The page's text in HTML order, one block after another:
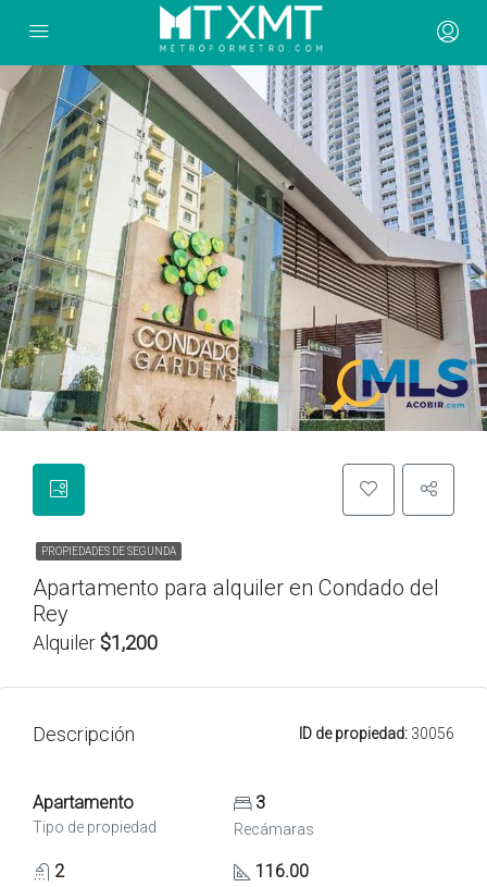
PROPIEDADES DE SEGUNDA
Apartamento para alquiler en Condado del
Rey
Alquiler $1,200
Descripción ID de propiedad: 30056
Apartamento
Tipo de propiedad
3
Recámaras
2 116.00